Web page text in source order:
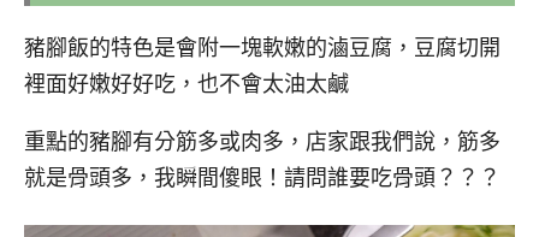
豬腳飯的特色是會附一塊軟嫩的滷豆腐，豆腐切開
裡面好嫩好好吃，也不會太油太鹹
重點的豬腳有分筋多或肉多，店家跟我們說，筋多
就是骨頭多，我瞬間傻眼！請問誰要吃骨頭？？？